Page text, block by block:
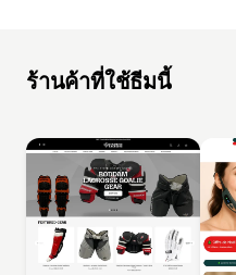
ร้านค้าที่ใช้ธีมนี้